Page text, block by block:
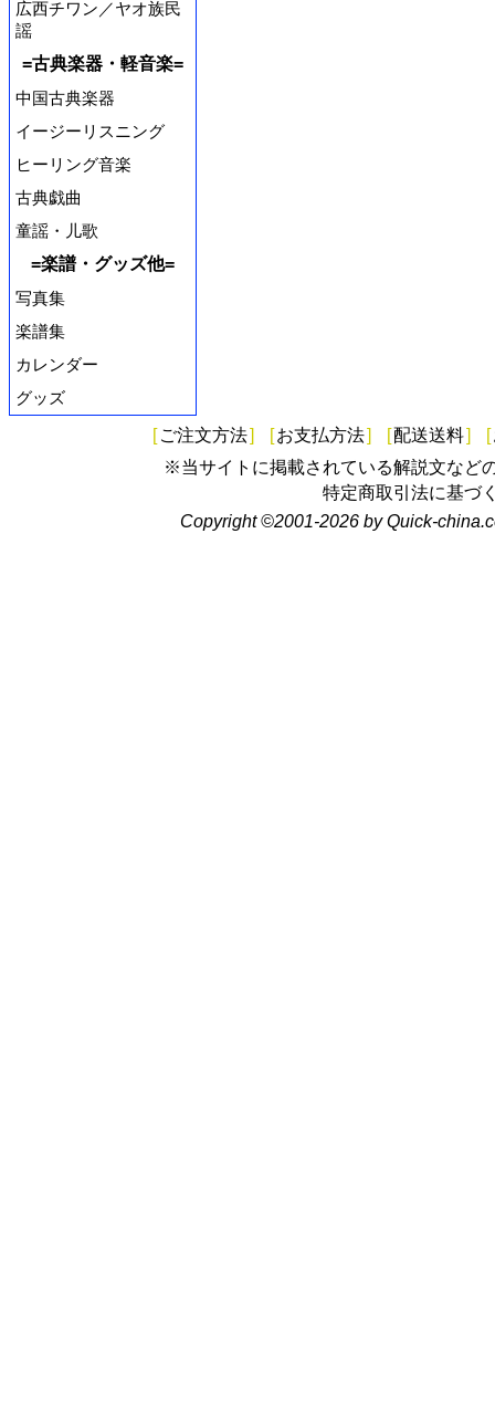
広西チワン／ヤオ族民
謡
=古典楽器・軽音楽=
中国古典楽器
イージーリスニング
ヒーリング音楽
古典戯曲
童謡・儿歌
=楽譜・グッズ他=
写真集
楽譜集
カレンダー
グッズ
[ ご注文方法] [お支払方法] [配送送料] [
※当サイトに掲載されている解説文など
特定商取引法に基づ
Copyright ©2001-2026 by Quick-